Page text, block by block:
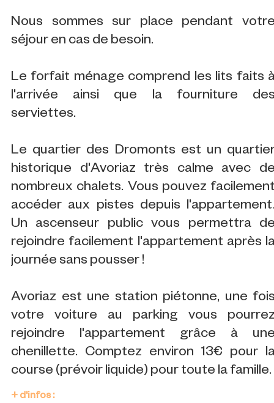
Nous sommes sur place pendant
séjour en cas de besoin.
Le forfait ménage comprend les lits faits
l'arrivée ainsi que la fourniture
serviettes.
Le quartier des Dromonts est un
historique d'Avoriaz très calme avec
nombreux chalets. Vous pouvez
accéder aux pistes depuis
Un ascenseur public vous permettra
rejoindre facilement l'appartement après
journée sans pousser !
Avoriaz est une station piétonne, une
votre voiture au parking vous
rejoindre l'appartement grâce à
chenillette. Comptez environ 13€ pour
course (prévoir liquide) pour toute la famille.
+ d'infos :